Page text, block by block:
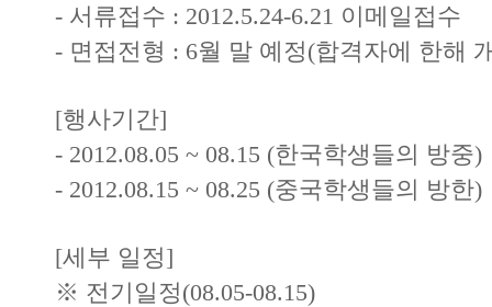
- 서류접수 : 2012.5.24-6.21 이메일접수
- 면접전형 : 6월 말 예정(합격자에 한해
[행사기간]
- 2012.08.05 ~ 08.15 (한국학생들의 방중)
- 2012.08.15 ~ 08.25 (중국학생들의 방한)
[세부 일정]
※ 전기일정(08.05-08.15)